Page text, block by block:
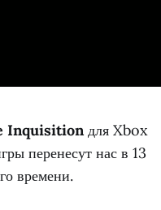
Inquisitionдля Xbox
перенесут нас в 13
времени.